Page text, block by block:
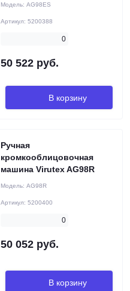
Модель: AG98ES
Артикул: 5200388
0
50 522 руб.
В корзину
Ручная
кромкооблицовочная
машина Virutex AG98R
Модель: AG98R
Артикул: 5200400
0
50 052 руб.
В корзину